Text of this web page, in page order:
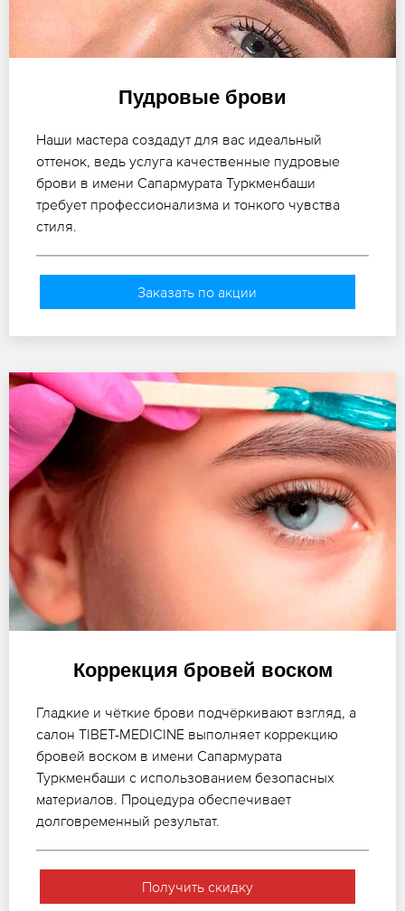
Пудровые брови
Наши мастера создадут для вас идеальный
оттенок, ведь услуга качественные пудровые
брови в имени Сапармурата Туркменбаши
требует профессионализма и тонкого чувства
стиля.
Заказать по акции
Коррекция бровей воском
Гладкие и чёткие брови подчёркивают взгляд, а
салон TIBET-MEDICINE выполняет коррекцию
бровей воском в имени Сапармурата
Туркменбаши с использованием безопасных
материалов. Процедура обеспечивает
долговременный результат.
Получить скидку